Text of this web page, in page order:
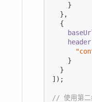
    }
  },
  {
header
    }
  }
]);
// 使用第二